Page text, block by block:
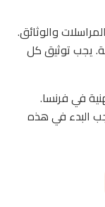
والوثائق.
يجب توثيق كل
في فرنسا.
البدء في هذه